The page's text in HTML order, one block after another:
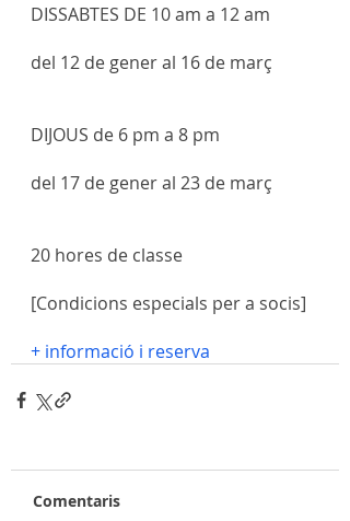
DISSABTES DE 10 am a 12 am
del 12 de gener al 16 de març
DIJOUS de 6 pm a 8 pm
del 17 de gener al 23 de març
20 hores de classe
[Condicions especials per a socis]
+ informació i reserva
Comentaris